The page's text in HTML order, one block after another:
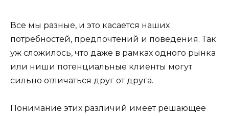
Все мы разные, и это касается наших
потребностей, предпочтений и поведения. Так
уж сложилось, что даже в рамках одного рынка
или ниши потенциальные клиенты могут
сильно отличаться друг от друга.
Понимание этих различий имеет решающее